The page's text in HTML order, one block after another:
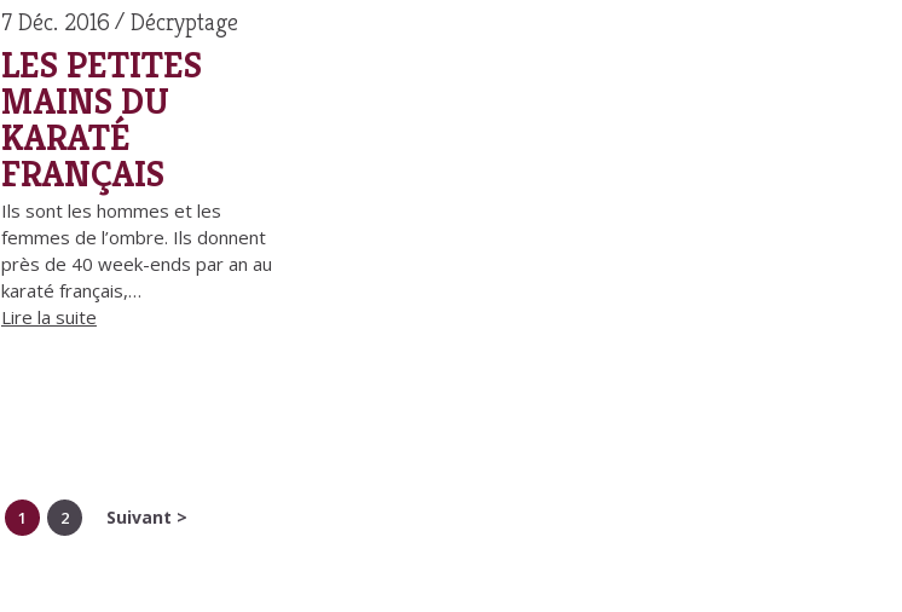
7 Déc. 2016 Décryptage
LES PETITES
MAINS DU
KARATÉ
FRANÇAIS
Ils sont les hommes et les
femmes de l’ombre. Ils donnent
près de 40 week-ends par an au
karaté français,…
Lire la suite
1 2 Suivant >